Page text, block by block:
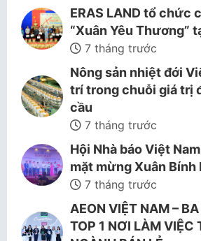
ERAS LAND tổ chức
“Xuân Yêu Thương”
7 tháng trước
Nông sản nhiệt đới
trí trong chuỗi giá trị
cầu
7 tháng trước
Hội Nhà báo Việt
mặt mừng Xuân Bính
7 tháng trước
AEON VIỆT NAM –
TOP 1 NƠI LÀM VIỆC